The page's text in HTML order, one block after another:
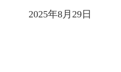
2025年8月 29日